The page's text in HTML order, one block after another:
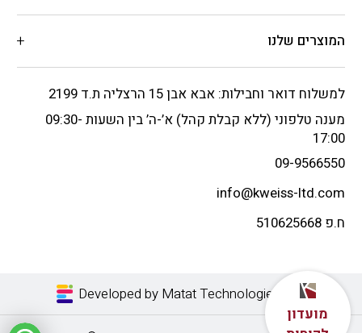
המוצרים שלנו
למשלוח דואר וחבילות: אבא אבן 15 הרצליה ת.ד 2199
מענה טלפוני (ללא קבלת קהל) א’-ה’ בין השעות 09:30-
17:00
09-9566550
info@kweiss-ltd.com
ח.פ 510625668
Developed by Matat Technologies LTD
מועדון